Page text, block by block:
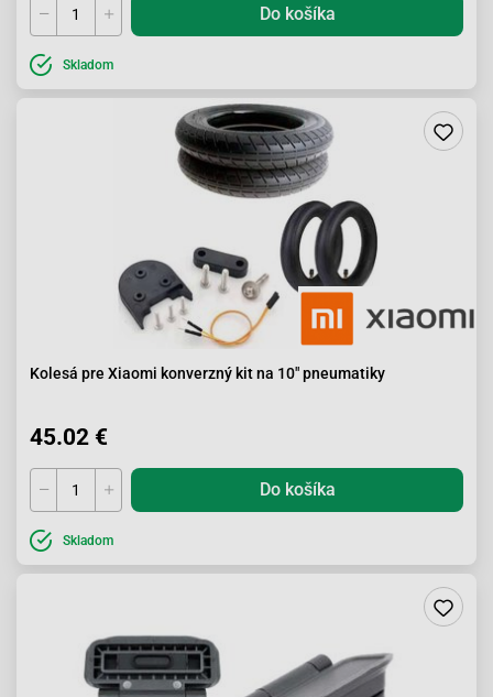
Do košíka
Skladom
Kolesá pre Xiaomi konverzný kit na 10" pneumatiky
45.02 €
Do košíka
Skladom